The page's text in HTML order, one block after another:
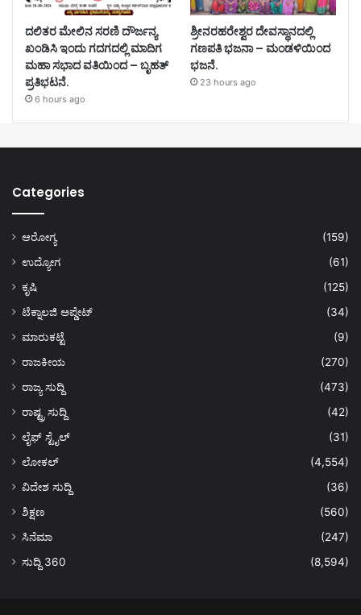
ದಲಿತರ ಮೇಲಿನ ಸರಣಿ ದೌರ್ಜನ್ಯ
ಖಂಡಿಸಿ ಇಂದು ಗದಗದಲ್ಲಿ ಮಾದಿಗ
ಮಹಾ ಸಭಾದ ವತಿಯಿಂದ – ಬೃಹತ್
ಪ್ರತಿಭಟನೆ.
6 hours ago
ಶ್ರೀನರಹರೇಶ್ವರ ದೇವಸ್ಥಾನದಲ್ಲಿ
ಗಣಪತಿ ಭಜನಾ – ಮಂಡಳಿಯಿಂದ
ಭಜನೆ.
23 hours ago
Categories
ಆರೋಗ್ಯ
(159)
ಉದ್ಯೋಗ
(61)
ಕೃಷಿ
(125)
ಟೆಕ್ನಾಲಜಿ ಅಪ್ಡೇಟ್
(34)
ಮಾರುಕಟ್ಟೆ
(9)
ರಾಜಕೀಯ
(270)
ರಾಜ್ಯ ಸುದ್ದಿ
(473)
ರಾಷ್ಟ್ರ ಸುದ್ದಿ
(42)
ಲೈಫ್ ಸ್ಟೈಲ್
(31)
ಲೋಕಲ್
(4,554)
ವಿದೇಶ ಸುದ್ದಿ
(36)
ಶಿಕ್ಷಣ
(560)
ಸಿನೆಮಾ
(247)
ಸುದ್ದಿ 360
(8,594)